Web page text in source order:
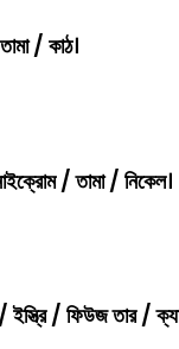
/ কাঠ।
/ তামা / নিকেল।
/ ফিউজ তার /